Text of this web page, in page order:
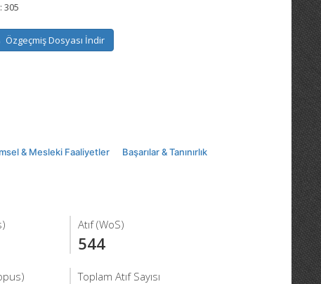
305
Özgeçmiş Dosyası İndir
& Mesleki Faaliyetler Başarılar & Tanınırlık
Atıf (WoS)
544
Toplam Atıf Sayısı